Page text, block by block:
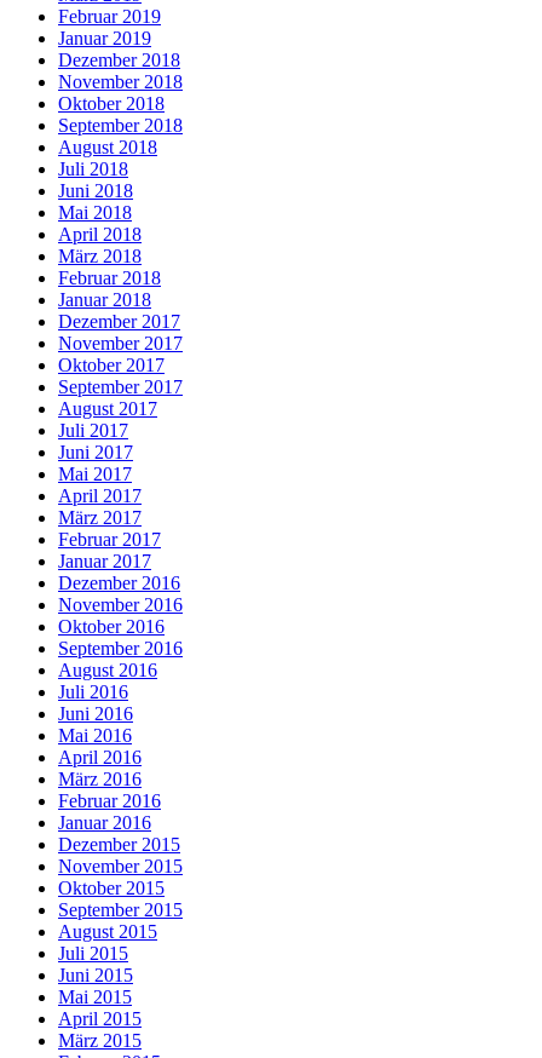
Februar 2019
Januar 2019
Dezember 2018
November 2018
Oktober 2018
September 2018
August 2018
Juli 2018
Juni 2018
Mai 2018
April 2018
März 2018
Februar 2018
Januar 2018
Dezember 2017
November 2017
Oktober 2017
September 2017
August 2017
Juli 2017
Juni 2017
Mai 2017
April 2017
März 2017
Februar 2017
Januar 2017
Dezember 2016
November 2016
Oktober 2016
September 2016
August 2016
Juli 2016
Juni 2016
Mai 2016
April 2016
März 2016
Februar 2016
Januar 2016
Dezember 2015
November 2015
Oktober 2015
September 2015
August 2015
Juli 2015
Juni 2015
Mai 2015
April 2015
März 2015